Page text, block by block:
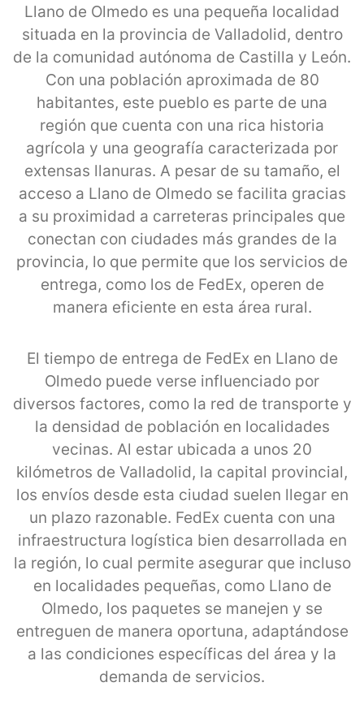
Llano de Olmedo es una pequeña localidad
situada en la provincia de Valladolid, dentro
de la comunidad autónoma de Castilla y León.
Con una población aproximada de 80
habitantes, este pueblo es parte de una
región que cuenta con una rica historia
agrícola y una geografía caracterizada por
extensas llanuras. A pesar de su tamaño, el
acceso a Llano de Olmedo se facilita gracias
a su proximidad a carreteras principales que
conectan con ciudades más grandes de la
provincia, lo que permite que los servicios de
entrega, como los de FedEx, operen de
manera eficiente en esta área rural.
El tiempo de entrega de FedEx en Llano de
Olmedo puede verse influenciado por
diversos factores, como la red de transporte y
la densidad de población en localidades
vecinas. Al estar ubicada a unos 20
kilómetros de Valladolid, la capital provincial,
los envíos desde esta ciudad suelen llegar en
un plazo razonable. FedEx cuenta con una
infraestructura logística bien desarrollada en
la región, lo cual permite asegurar que incluso
en localidades pequeñas, como Llano de
Olmedo, los paquetes se manejen y se
entreguen de manera oportuna, adaptándose
a las condiciones específicas del área y la
demanda de servicios.